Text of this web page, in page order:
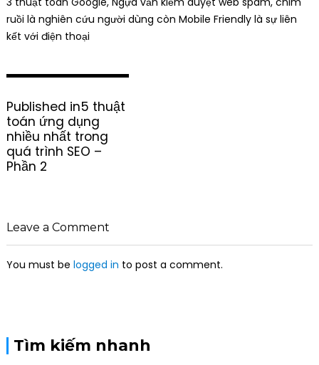
ruồi là nghiên cứu người dùng còn Mobile Friendly là sự liên
kết với điện thoại
o
s
t
n
a
g
a
i
Published in5 thuật
toán ứng dụng
nhiều nhất trong
quá trình SEO –
Phần 2
Leave a Comment
You must be logged in to post a comment.
Tìm kiếm nhanh